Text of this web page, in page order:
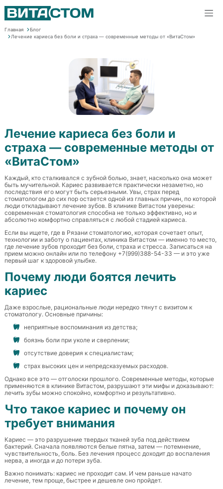
Главная
Блог
Лечение кариеса без боли и страха — современные методы от «ВитаСтом»
Лечение кариеса без боли и
страха — современные методы от
«ВитаСтом»
Каждый, кто сталкивался с зубной болью, знает, насколько она может
быть мучительной. Кариес развивается практически незаметно, но
последствия его могут быть серьезными. Увы, страх перед
стоматологом до сих пор остается одной из главных причин, по которой
люди откладывают лечение зубов. В клинике Витастом уверены:
современная стоматология способна не только эффективно, но и
абсолютно комфортно справляться с любой стадией кариеса.
Если вы ищете, где в Рязани стоматологию, которая сочетает опыт,
технологии и заботу о пациентах, клиника Витастом — именно то место,
где лечение зубов проходит без боли, страха и стресса. Записаться на
прием можно онлайн или по телефону +7(999)388-54-33 — и это уже
первый шаг к здоровой улыбке.
Почему люди боятся лечить
кариес
Даже взрослые, рациональные люди нередко тянут с визитом к
стоматологу. Основные причины:
неприятные воспоминания из детства;
боязнь боли при уколе и сверлении;
отсутствие доверия к специалистам;
страх высоких цен и непредсказуемых расходов.
Однако все это — отголоски прошлого. Современные методы, которые
применяются в клинике Витастом, разрушают эти мифы и доказывают:
лечить зубы можно спокойно, комфортно и результативно.
Что такое кариес и почему он
требует внимания
Кариес — это разрушение твердых тканей зуба под действием
бактерий. Сначала появляются белые пятна, затем — потемнение,
чувствительность, боль. Без лечения процесс доходит до воспаления
нерва, а иногда и до потери зуба.
Важно понимать: кариес не проходит сам. И чем раньше начато
лечение, тем проще, быстрее и дешевле оно пройдет.